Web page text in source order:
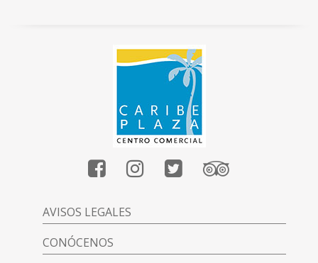
AVISOS LEGALES
CONÓCENOS